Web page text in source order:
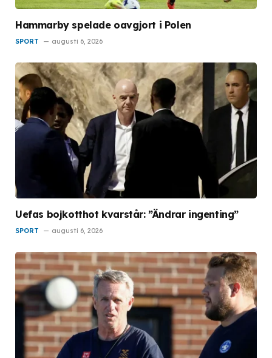
Hammarby spelade oavgjort i Polen
SPORT augusti 6, 2026
Uefas bojkotthot kvarstår: ”Ändrar ingenting”
SPORT augusti 6, 2026